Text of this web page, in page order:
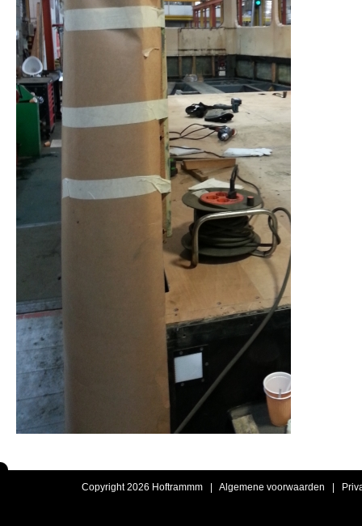
Copyright 2026 Hoftrammm | Algemene voorwaarden